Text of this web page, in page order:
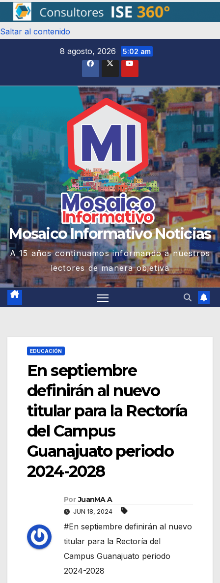
Saltar al contenido
8 agosto, 2026
5:02 am
Mosaico Informativo Noticias
A 15 años continuamos informando a nuestros
lectores de manera objetiva
EDUCACIÓN
En septiembre
definirán al nuevo
titular para la Rectoría
del Campus
Guanajuato periodo
2024-2028
Por JuanMA A
JUN 18, 2024
#En septiembre definirán al nuevo
titular para la Rectoría del
Campus Guanajuato periodo
2024-2028